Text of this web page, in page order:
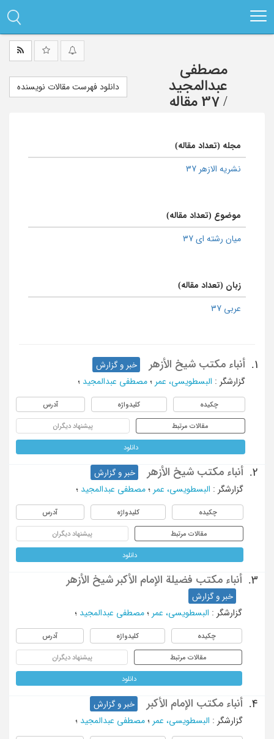
مصطفی
عبدالمجید
/ 37 مقاله
دانلود فهرست مقالات نویسنده
مجله (تعداد مقاله)
نشریه الازهر 37
موضوع (تعداد مقاله)
میان رشته ای 37
زبان (تعداد مقاله)
عربی 37
1. أنباء مکتب شیخ الأزهر
خبر و گزارش
گزارشگر : البسطویسی، عمر ؛ مصطفی عبدالمجید ؛
چکیده کلیدواژه آدرس
مقالات مرتبط پیشنهاد دیگران
دانلود
2. أنباء مکتب شیخ الأزهر
خبر و گزارش
گزارشگر : البسطویسی، عمر ؛ مصطفی عبدالمجید ؛
چکیده کلیدواژه آدرس
مقالات مرتبط پیشنهاد دیگران
دانلود
3. أنباء مکتب فضیلة الإمام الأکبر شیخ الأزهر
خبر و گزارش
گزارشگر : البسطویسی، عمر ؛ مصطفی عبدالمجید ؛
چکیده کلیدواژه آدرس
مقالات مرتبط پیشنهاد دیگران
دانلود
4. أنباء مکتب الإمام الأکبر
خبر و گزارش
گزارشگر : البسطویسی، عمر ؛ مصطفی عبدالمجید ؛